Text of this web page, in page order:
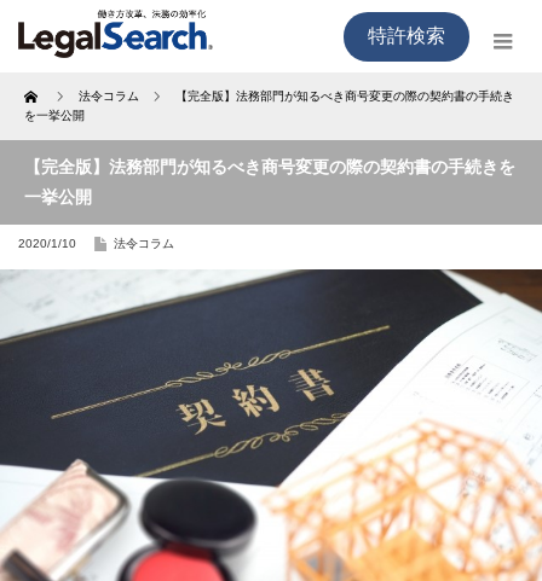
特許検索
Home 法令コラム
【完全版】法務部門が知るべき商号変更の際の契約書の手続き
を一挙公開
【完全版】法務部門が知るべき商号変更の際の契約書の手続きを
一挙公開
2020/1/10 法令コラム